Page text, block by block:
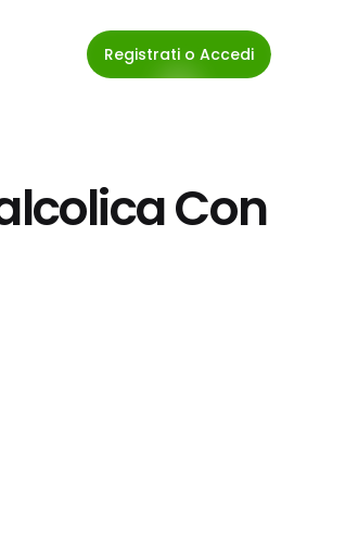
Registrati o Accedi
Con